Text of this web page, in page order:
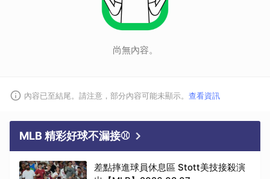
尚無內容。
內容已至結尾。請注意，部分內容可能未顯示。 查看資訊
MLB 精彩好球不漏接⚾
差點摔進球員休息區 Stott美技接殺演